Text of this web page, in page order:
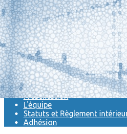
Exporter les lignes sélectionnées
Exporter toutes les colonnes
Exporter uniquement les
Menu
<
>
Actualités
Présentation
L'équipe
Statuts et Règlement
Adhésion